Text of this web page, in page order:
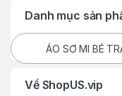
Danh mục sản
ÁO SƠ MI BÉ
Về ShopUS.vip